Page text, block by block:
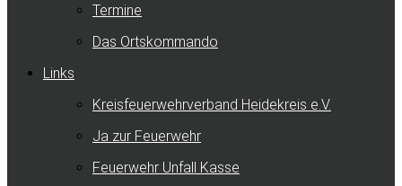
Termine
Das Ortskommando
Links
Kreisfeuerwehrverband Heidekreis e.V.
Ja zur Feuerwehr
Feuerwehr Unfall Kasse